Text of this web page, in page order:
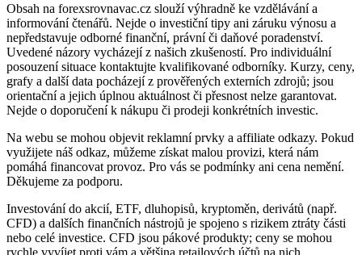
Obsah na forexsrovnavac.cz slouží výhradně ke vzdělávání a
informování čtenářů. Nejde o investiční tipy ani záruku výnosu a
nepředstavuje odborné finanční, právní či daňové poradenství.
Uvedené názory vycházejí z našich zkušeností. Pro individuální
posouzení situace kontaktujte kvalifikované odborníky. Kurzy, ceny,
grafy a další data pocházejí z prověřených externích zdrojů; jsou
orientační a jejich úplnou aktuálnost či přesnost nelze garantovat.
Nejde o doporučení k nákupu či prodeji konkrétních investic.
Na webu se mohou objevit reklamní prvky a affiliate odkazy. Pokud
využijete náš odkaz, můžeme získat malou provizi, která nám
pomáhá financovat provoz. Pro vás se podmínky ani cena nemění.
Děkujeme za podporu.
Investování do akcií, ETF, dluhopisů, kryptoměn, derivátů (např.
CFD) a dalších finančních nástrojů je spojeno s rizikem ztráty části
nebo celé investice. CFD jsou pákové produkty; ceny se mohou
rychle vyvíjet proti vám a většina retailových účtů na nich